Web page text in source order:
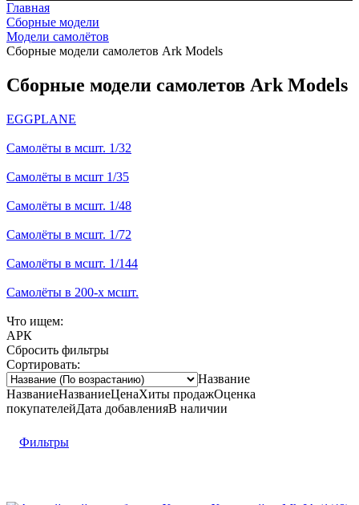
Главная
Сборные модели
Модели самолётов
Сборные модели самолетов Ark Models
Сборные модели самолетов Ark Models
EGGPLANE
Самолёты в мсшт. 1/32
Самолёты в мсшт 1/35
Самолёты в мсшт. 1/48
Самолёты в мсшт. 1/72
Самолёты в мсшт. 1/144
Самолёты в 200-х мсшт.
Что ищем:
АРК
Сбросить фильтры
Сортировать:
Название
НазваниеНазваниеЦенаХиты продажОценка
покупателейДата добавленияВ наличии
Фильтры